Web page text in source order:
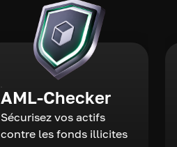
AML-Checker
Sécurisez vos actifs
contre les fonds illicites